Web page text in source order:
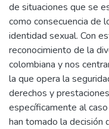
de situaciones que se
como consecuencia de
identidad sexual. Con
reconocimiento de la
colombiana y nos
la que opera la
derechos y
específicamente al
han tomado la decisión